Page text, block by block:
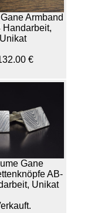
Armband
Handarbeit,
Unikat
€
Gane
AB-
Unikat